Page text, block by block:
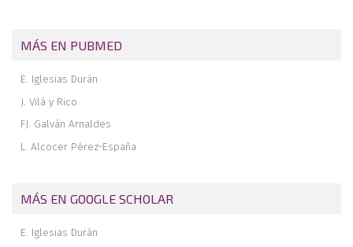
Agenda
MÁS EN PUBMED
E. Iglesias Durán
J. Vilá y Rico
FJ. Galván Arnaldes
L. Alcocer Pérez-España
MÁS EN GOOGLE SCHOLAR
E. Iglesias Durán